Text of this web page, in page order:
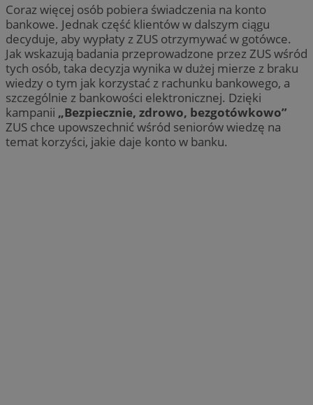
Coraz więcej osób pobiera świadczenia na konto
bankowe. Jednak część klientów w dalszym ciągu
decyduje, aby wypłaty z ZUS otrzymywać w gotówce.
Jak wskazują badania przeprowadzone przez ZUS wśród
tych osób, taka decyzja wynika w dużej mierze z braku
wiedzy o tym jak korzystać z rachunku bankowego, a
szczególnie z bankowości elektronicznej. Dzięki
kampanii „Bezpiecznie, zdrowo, bezgotówkowo”
ZUS chce upowszechnić wśród seniorów wiedzę na
temat korzyści, jakie daje konto w banku.